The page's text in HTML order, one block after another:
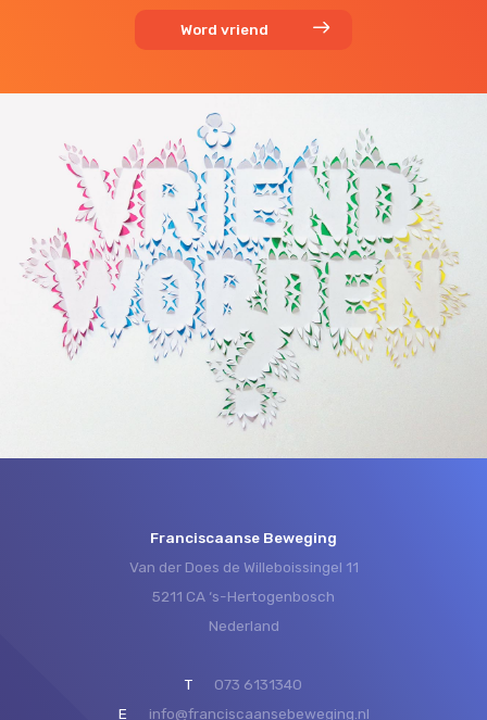
Word vriend
Franciscaanse Beweging
Van der Does de Willeboissingel 11
5211 CA ‘s-Hertogenbosch
Nederland
T
073 6131340
E
info@franciscaansebeweging.nl